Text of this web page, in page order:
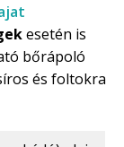
esetén is
bőrápoló
és foltokra